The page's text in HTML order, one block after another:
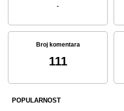
-
Broj komentara
111
POPULARNOST